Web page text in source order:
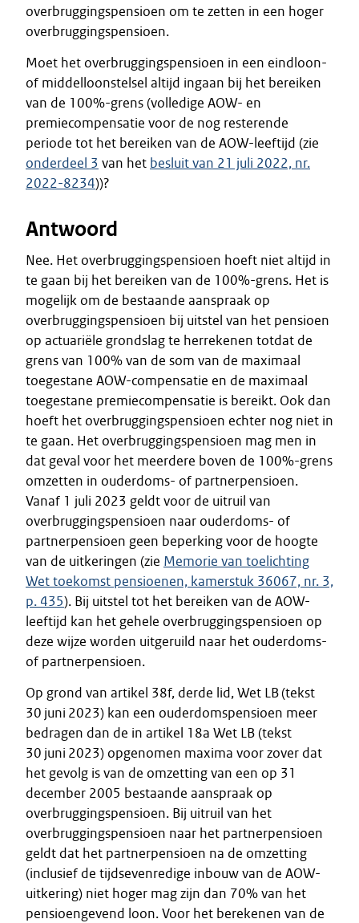
overbruggingspensioen om te zetten in een hoger
overbruggingspensioen.
Moet het overbruggingspensioen in een eindloon-
of middelloonstelsel altijd ingaan bij het bereiken
van de 100%-grens (volledige AOW- en
premiecompensatie voor de nog resterende
periode tot het bereiken van de AOW-leeftijd (zie
onderdeel 3 van het besluit van 21 juli 2022, nr.
2022-8234))?
Antwoord
Nee. Het overbruggingspensioen hoeft niet altijd in
te gaan bij het bereiken van de 100%-grens. Het is
mogelijk om de bestaande aanspraak op
overbruggingspensioen bij uitstel van het pensioen
op actuariële grondslag te herrekenen totdat de
grens van 100% van de som van de maximaal
toegestane AOW-compensatie en de maximaal
toegestane premiecompensatie is bereikt. Ook dan
hoeft het overbruggingspensioen echter nog niet in
te gaan. Het overbruggingspensioen mag men in
dat geval voor het meerdere boven de 100%-grens
omzetten in ouderdoms- of partnerpensioen.
Vanaf 1 juli 2023 geldt voor de uitruil van
overbruggingspensioen naar ouderdoms- of
partnerpensioen geen beperking voor de hoogte
van de uitkeringen (zie Memorie van toelichting
Wet toekomst pensioenen, kamerstuk 36067, nr. 3,
p. 435). Bij uitstel tot het bereiken van de AOW-
leeftijd kan het gehele overbruggingspensioen op
deze wijze worden uitgeruild naar het ouderdoms-
of partnerpensioen.
Op grond van artikel 38f, derde lid, Wet LB (tekst
30 juni 2023) kan een ouderdomspensioen meer
bedragen dan de in artikel 18a Wet LB (tekst
30 juni 2023) opgenomen maxima voor zover dat
het gevolg is van de omzetting van een op 31
december 2005 bestaande aanspraak op
overbruggingspensioen. Bij uitruil van het
overbruggingspensioen naar het partnerpensioen
geldt dat het partnerpensioen na de omzetting
(inclusief de tijdsevenredige inbouw van de AOW-
uitkering) niet hoger mag zijn dan 70% van het
pensioengevend loon. Voor het berekenen van de